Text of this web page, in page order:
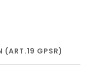
(ART.19 GPSR)